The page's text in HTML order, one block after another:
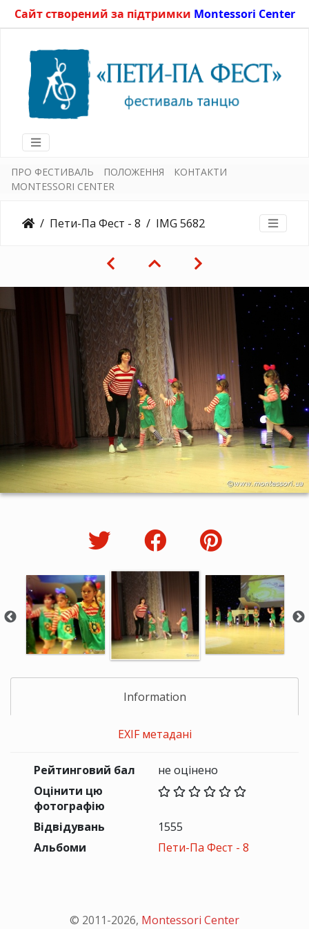
Сайт створений за підтримки Montessori Center
ПРО ФЕСТИВАЛЬ ПОЛОЖЕННЯ
КОНТАКТИ
MONTESSORI CENTER
Пети-Па Фест - 8 IMG 5682
Information
EXIF метадані
Рейтинговий бал
не оцінено
Оцінити цю
фотографію
Відвідувань
1555
Альбоми
Пети-Па Фест - 8
© 2011-2026, Montessori Center